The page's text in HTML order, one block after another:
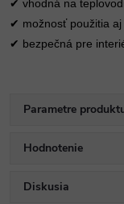
✔ vhodná na
✔ možnosť použitia
✔ bezpečná pre
Parametre
Hodnotenie
Diskusia